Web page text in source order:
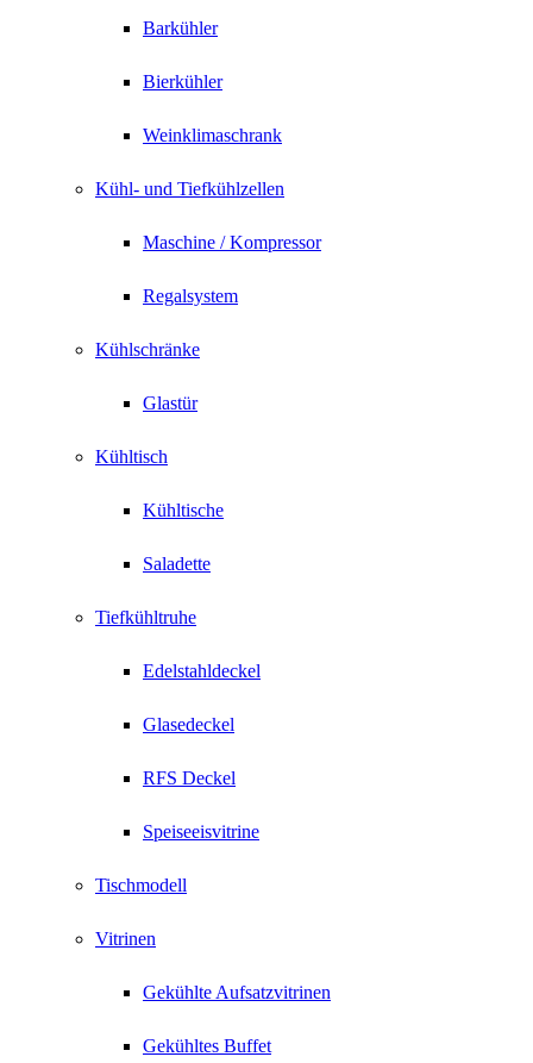
Barkühler
Bierkühler
Weinklimaschrank
Kühl- und Tiefkühlzellen
Maschine / Kompressor
Regalsystem
Kühlschränke
Glastür
Kühltisch
Kühltische
Saladette
Tiefkühltruhe
Edelstahldeckel
Glasedeckel
RFS Deckel
Speiseeisvitrine
Tischmodell
Vitrinen
Gekühlte Aufsatzvitrinen
Gekühltes Buffet